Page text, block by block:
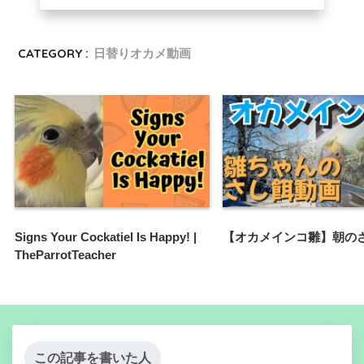
CATEGORY : 日替りオカメ動画
Signs Your Cockatiel Is Happy! |
TheParrotTeacher
【オカメインコ雛】朝の
この記事を書いた人